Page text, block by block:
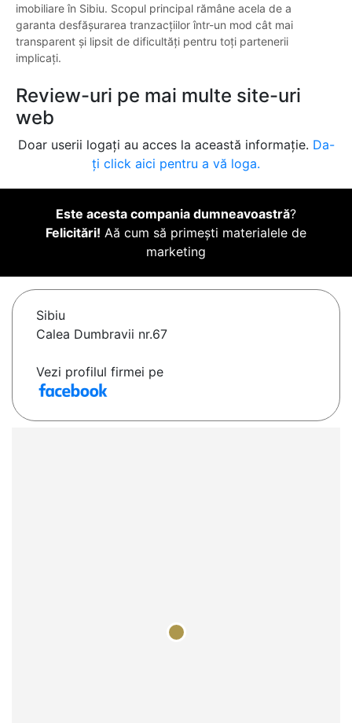
imobiliare în Sibiu. Scopul principal rămâne acela de a
garanta desfășurarea tranzacțiilor într-un mod cât mai
transparent și lipsit de dificultăți pentru toți partenerii
implicați.
Review-uri pe mai multe site-uri
web
Doar userii logați au acces la această informație. Da-
ți click aici pentru a vă loga.
Este acesta compania dumneavoastră?
Felicitări! Aă cum să primești materialele de
marketing
Sibiu
Calea Dumbravii nr.67
Vezi profilul firmei pe